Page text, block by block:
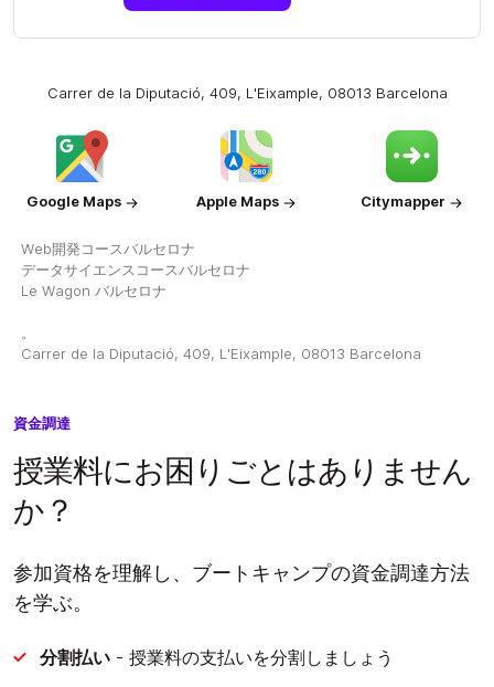
Carrer de la Diputació, 409, L'Eixample, 08013 Barcelona
Google Maps Apple Maps Citymapper
Web開発コースバルセロナ
データサイエンスコースバルセロナ
Le Wagon バルセロナ
。
Carrer de la Diputació, 409, L'Eixample, 08013 Barcelona
資金調達
授業料にお困りごとはありません
か？
参加資格を理解し、ブートキャンプの資金調達方法
を学ぶ。
分割払い - 授業料の支払いを分割しましょう